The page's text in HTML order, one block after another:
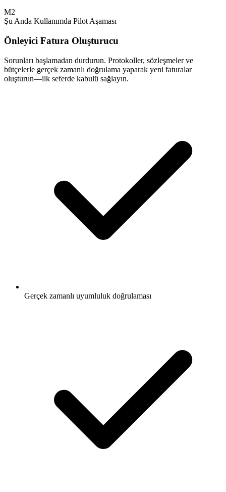
M2
Şu Anda Kullanımda Pilot Aşaması
Önleyici Fatura Oluşturucu
Sorunları başlamadan durdurun. Protokoller, sözleşmeler ve
bütçelerle gerçek zamanlı doğrulama yaparak yeni faturalar
oluşturun—ilk seferde kabulü sağlayın.
Gerçek zamanlı uyumluluk doğrulaması